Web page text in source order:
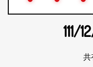
111/
共